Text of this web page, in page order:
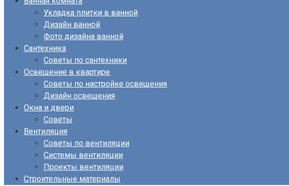
Укладка плитки в ванной
Дизайн ванной
Фото дизайна ванной
Сантехника
Советы по сантехники
Освещение в квартире
Советы по настройке освещения
Дизайн освещения
Окна и двери
Советы
Вентиляция
Советы по вентиляции
Системы вентиляции
Проекты вентиляции
Строительные материалы